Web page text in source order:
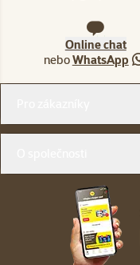
Online chat
neboWhatsApp